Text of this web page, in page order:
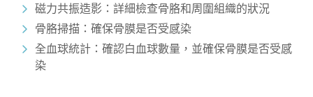
磁力共振造影：詳細檢查骨胳和周圍組織的狀況
骨胳掃描：確保骨膜是否受感染
全血球統計：確認白血球數量，並確保骨膜是否受感
染